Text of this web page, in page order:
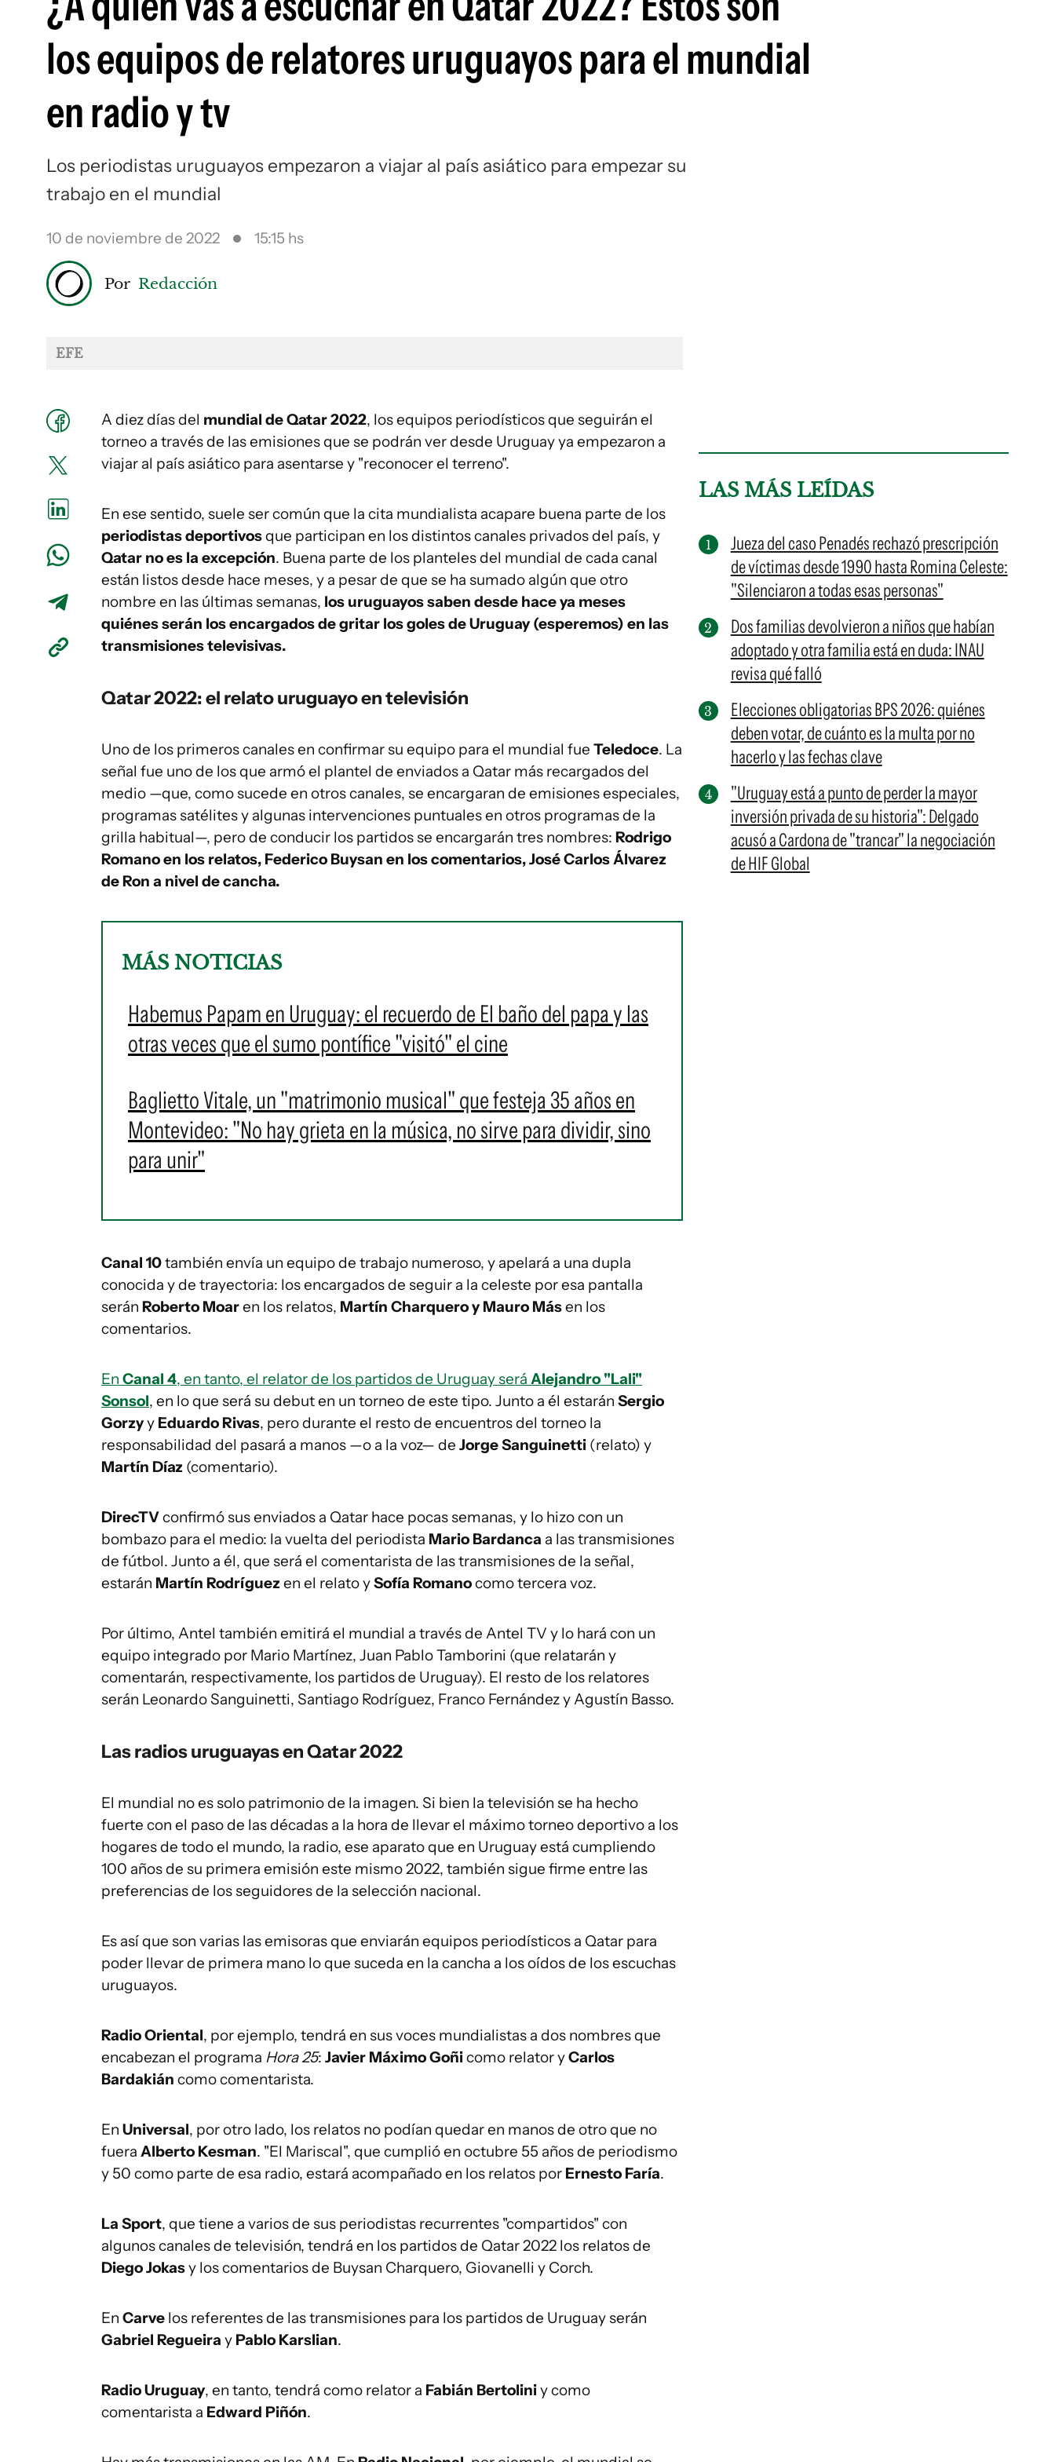
los equipos de relatores uruguayos para el mundial
en radio y tv
Los periodistas uruguayos empezaron a viajar al país asiático para empezar su
trabajo en el mundial
10 de noviembre de 2022 15:15 hs
Por Redacción
EFE
A diez días del mundial de Qatar 2022, los equipos periodísticos que seguirán el
torneo a través de las emisiones que se podrán ver desde Uruguay ya empezaron a
viajar al país asiático para asentarse y "reconocer el terreno".
En ese sentido, suele ser común que la cita mundialista acapare buena parte de los
periodistas deportivosque participan en los distintos canales privados del país, y
Qatar no es la excepción. Buena parte de los planteles del mundial de cada canal
están listos desde hace meses, y a pesar de que se ha sumado algún que otro
nombre en las últimas semanas, los uruguayos saben desde hace ya meses
quiénes serán los encargados de gritar los goles de Uruguay (esperemos) en las
transmisiones televisivas.
Qatar 2022: el relato uruguayo en televisión
Uno de los primeros canales en confirmar su equipo para el mundial fue Teledoce. La
señal fue uno de los que armó el plantel de enviados a Qatar más recargados del
medio —que, como sucede en otros canales, se encargaran de emisiones especiales,
programas satélites y algunas intervenciones puntuales en otros programas de la
grilla habitual—, pero de conducir los partidos se encargarán tres nombres: Rodrigo
Romano en los relatos, Federico Buysan en los comentarios, José Carlos Álvarez
de Ron a nivel de cancha.
MÁS NOTICIAS
Habemus Papam en Uruguay: el recuerdo de El baño del papa y las
otras veces que el sumo pontífice "visitó" el cine
Baglietto Vitale, un "matrimonio musical" que festeja 35 años en
Montevideo: "No hay grieta en la música, no sirve para dividir, sino
para unir"
Canal 10también envía un equipo de trabajo numeroso, y apelará a una dupla
conocida y de trayectoria: los encargados de seguir a la celeste por esa pantalla
serán Roberto Moaren los relatos, Martín Charquero y Mauro Másen los
comentarios.
En Canal 4, en tanto, el relator de los partidos de Uruguay será Alejandro "Lali"
Sonsol, en lo que será su debut en un torneo de este tipo. Junto a él estarán Sergio
Gorzyy Eduardo Rivas, pero durante el resto de encuentros del torneo la
responsabilidad del pasará a manos —o a la voz— de Jorge Sanguinetti (relato) y
Martín Díaz (comentario).
DirecTVconfirmó sus enviados a Qatar hace pocas semanas, y lo hizo con un
bombazo para el medio: la vuelta del periodista Mario Bardanca a las transmisiones
de fútbol. Junto a él, que será el comentarista de las transmisiones de la señal,
estarán Martín Rodríguezen el relato ySofía Romanocomo tercera voz.
Por último, Antel también emitirá el mundial a través de Antel TV y lo hará con un
equipo integrado por Mario Martínez, Juan Pablo Tamborini (que relatarán y
comentarán, respectivamente, los partidos de Uruguay). El resto de los relatores
serán Leonardo Sanguinetti, Santiago Rodríguez, Franco Fernández y Agustín Basso.
Las radios uruguayas en Qatar 2022
El mundial no es solo patrimonio de la imagen. Si bien la televisión se ha hecho
fuerte con el paso de las décadas a la hora de llevar el máximo torneo deportivo a los
hogares de todo el mundo, la radio, ese aparato que en Uruguay está cumpliendo
100 años de su primera emisión este mismo 2022, también sigue firme entre las
preferencias de los seguidores de la selección nacional.
Es así que son varias las emisoras que enviarán equipos periodísticos a Qatar para
poder llevar de primera mano lo que suceda en la cancha a los oídos de los escuchas
uruguayos.
Radio Oriental, por ejemplo, tendrá en sus voces mundialistas a dos nombres que
encabezan el programa Hora 25: Javier Máximo Goñi como relator yCarlos
Bardakián como comentarista.
En Universal, por otro lado, los relatos no podían quedar en manos de otro que no
fuera Alberto Kesman. "El Mariscal", que cumplió en octubre 55 años de periodismo
y 50 como parte de esa radio, estará acompañado en los relatos por Ernesto Faría.
La Sport, que tiene a varios de sus periodistas recurrentes "compartidos" con
algunos canales de televisión, tendrá en los partidos de Qatar 2022 los relatos de
Diego Jokasy los comentarios de Buysan Charquero, Giovanelli y Corch.
En Carve los referentes de las transmisiones para los partidos de Uruguay serán
Gabriel Regueira y Pablo Karslian.
Radio Uruguay, en tanto, tendrá como relator a Fabián Bertolini y como
comentarista a Edward Piñón.
LAS MÁS LEÍDAS
Jueza del caso Penadés rechazó prescripción
de víctimas desde 1990 hasta Romina Celeste:
"Silenciaron a todas esas personas"
Dos familias devolvieron a niños que habían
adoptado y otra familia está en duda: INAU
revisa qué falló
Elecciones obligatorias BPS 2026: quiénes
deben votar, de cuánto es la multa por no
hacerlo y las fechas clave
"Uruguay está a punto de perder la mayor
inversión privada de su historia": Delgado
acusó a Cardona de "trancar" la negociación
de HIF Global